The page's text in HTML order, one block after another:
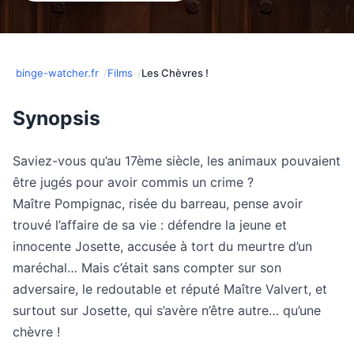
binge-watcher.fr Films Les Chèvres !
Synopsis
Saviez-vous qu’au 17ème siècle, les animaux pouvaient
être jugés pour avoir commis un crime ?
Maître Pompignac, risée du barreau, pense avoir
trouvé l’affaire de sa vie : défendre la jeune et
innocente Josette, accusée à tort du meurtre d’un
maréchal… Mais c’était sans compter sur son
adversaire, le redoutable et réputé Maître Valvert, et
surtout sur Josette, qui s’avère n’être autre… qu’une
chèvre !